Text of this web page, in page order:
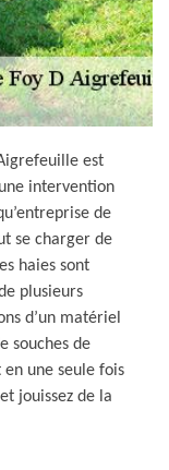
est
intervention
de
se charger de
haies sont
plusieurs
d’un matériel
souches de
une seule fois
jouissez de la